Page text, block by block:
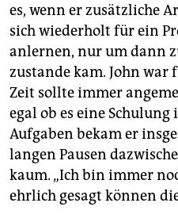
es, wenn er zusätzliche
sich wiederholt für ein
anlernen, nur um dann
zustande kam. John
Zeit sollte immer
egal ob es eine Schulung
Aufgaben bekam er
langen Pausen
kaum. „Ich bin immer
ehrlich gesagt können